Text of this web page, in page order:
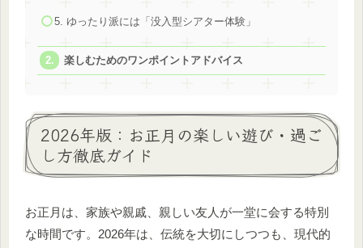
5. ゆったり派には「没入型シアター体験」
楽しむためのワンポイントアドバイス
2026年版：お正月の楽しい遊び・過ご
し方徹底ガイド
お正月は、家族や親戚、親しい友人が一堂に会する特別
な時間です。2026年は、伝統を大切にしつつも、現代的